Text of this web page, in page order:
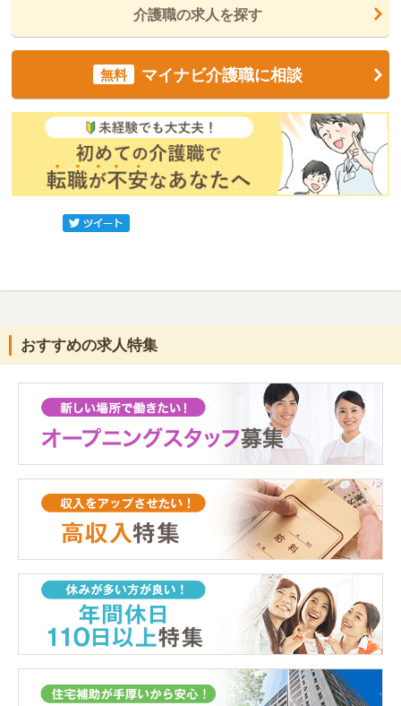
介護職の求人を探す
無料 マイナビ介護職に相談
おすすめの求人特集